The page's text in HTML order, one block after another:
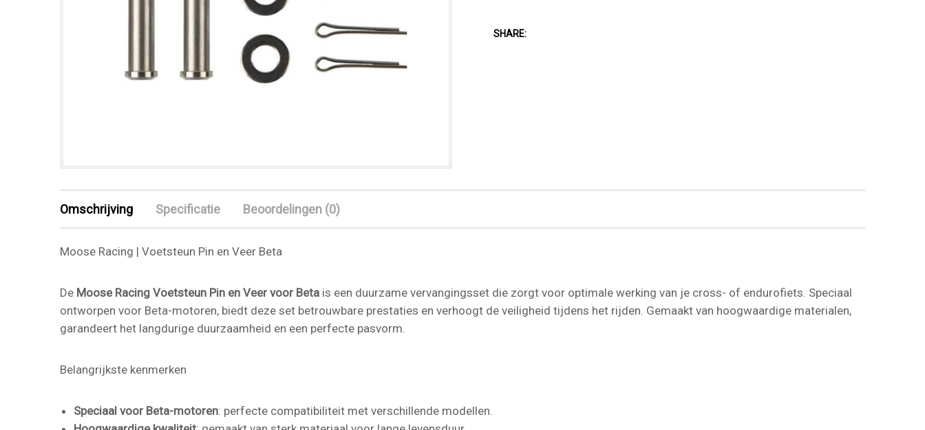
SHARE:
Omschrijving Specificatie Beoordelingen (0)
Moose Racing | Voetsteun Pin en Veer Beta
De Moose Racing Voetsteun Pin en Veer voor Beta is een duurzame vervangingsset die zorgt voor optimale werking van je cross- of endurofiets. Speciaal
ontworpen voor Beta-motoren, biedt deze set betrouwbare prestaties en verhoogt de veiligheid tijdens het rijden. Gemaakt van hoogwaardige materialen,
garandeert het langdurige duurzaamheid en een perfecte pasvorm.
Belangrijkste kenmerken
Speciaal voor Beta-motoren: perfecte compatibiliteit met verschillende modellen.